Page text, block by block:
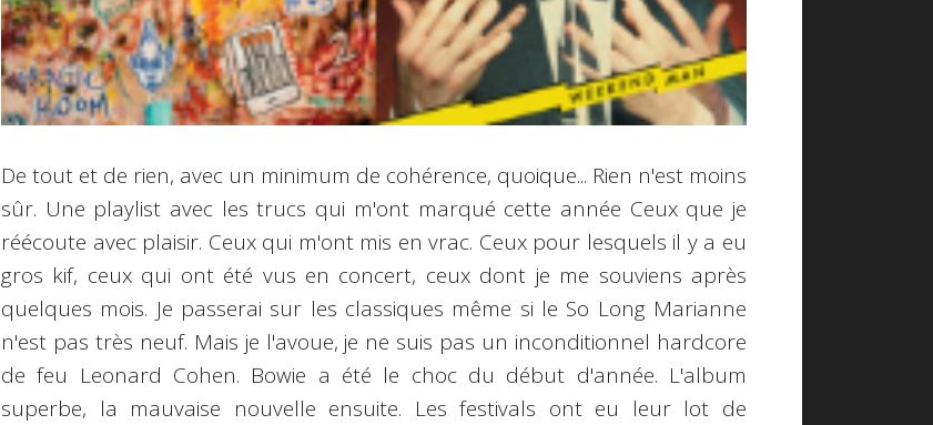
De tout et de rien, avec un minimum de cohérence, quoique... Rien n'est moins
sûr. Une playlist avec les trucs qui m'ont marqué cette année Ceux que je
réécoute avec plaisir. Ceux qui m'ont mis en vrac. Ceux pour lesquels il y a eu
gros kif, ceux qui ont été vus en concert, ceux dont je me souviens après
quelques mois. Je passerai sur les classiques même si le So Long Marianne
n'est pas très neuf. Mais je l'avoue, je ne suis pas un inconditionnel hardcore
de feu Leonard Cohen. Bowie a été le choc du début d'année. L'album
superbe, la mauvaise nouvelle ensuite. Les festivals ont eu leur lot de